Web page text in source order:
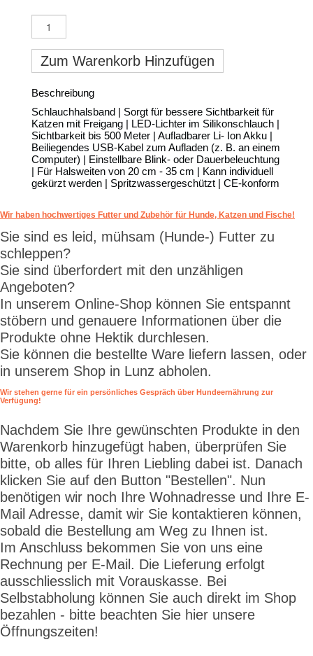
Zum Warenkorb Hinzufügen
Beschreibung
Schlauchhalsband | Sorgt für bessere Sichtbarkeit für
Katzen mit Freigang | LED-Lichter im Silikonschlauch |
Sichtbarkeit bis 500 Meter | Aufladbarer Li- Ion Akku |
Beiliegendes USB-Kabel zum Aufladen (z. B. an einem
Computer) | Einstellbare Blink- oder Dauerbeleuchtung
| Für Halsweiten von 20 cm - 35 cm | Kann individuell
gekürzt werden | Spritzwassergeschützt | CE-konform
Wir haben hochwertiges Futter und Zubehör für Hunde, Katzen und Fische!
Sie sind es leid, mühsam (Hunde-) Futter zu
schleppen?
Sie sind überfordert mit den unzähligen
Angeboten?
In unserem Online-Shop können Sie entspannt
stöbern und genauere Informationen über die
Produkte ohne Hektik durchlesen.
Sie können die bestellte Ware liefern lassen, oder
in unserem Shop in Lunz abholen.
Wir stehen gerne für ein persönliches Gespräch über Hundeernährung zur
Verfügung!
Nachdem Sie Ihre gewünschten Produkte in den
Warenkorb hinzugefügt haben, überprüfen Sie
bitte, ob alles für Ihren Liebling dabei ist. Danach
klicken Sie auf den Button "Bestellen". Nun
benötigen wir noch Ihre Wohnadresse und Ihre E-
Mail Adresse, damit wir Sie kontaktieren können,
sobald die Bestellung am Weg zu Ihnen ist.
Im Anschluss bekommen Sie von uns eine
Rechnung per E-Mail. Die Lieferung erfolgt
ausschliesslich mit Vorauskasse. Bei
Selbstabholung können Sie auch direkt im Shop
bezahlen - bitte beachten Sie hier unsere
Öffnungszeiten!